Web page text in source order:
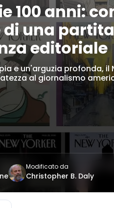
100 anni:
una
editoriale
e un'arguzia profonda, il
al giornalismo
Modificato da
Christopher B. Daly